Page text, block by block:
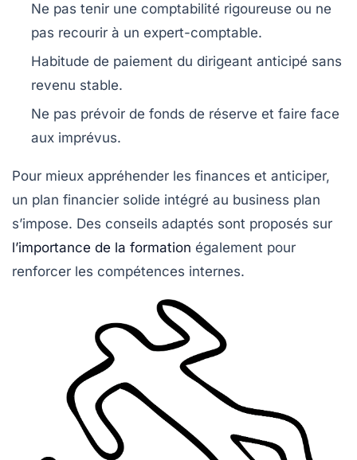
Ne pas tenir une comptabilité rigoureuse ou ne
pas recourir à un expert-comptable.
Habitude de paiement du dirigeant anticipé sans
revenu stable.
Ne pas prévoir de fonds de réserve et faire face
aux imprévus.
Pour mieux appréhender les finances et anticiper,
un plan financier solide intégré au business plan
s’impose. Des conseils adaptés sont proposés sur
l’importance de la formation également pour
renforcer les compétences internes.